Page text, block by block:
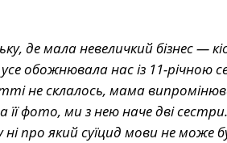
де мала невеличкий бізнес —
обожнювала нас із 11-річною
не склалось, мама
її фото, ми з нею наче дві
про який суїцид мови не може